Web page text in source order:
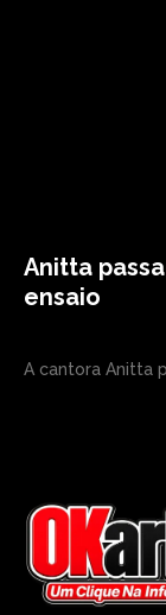
Anitta
ensaio
A cantora Anitta